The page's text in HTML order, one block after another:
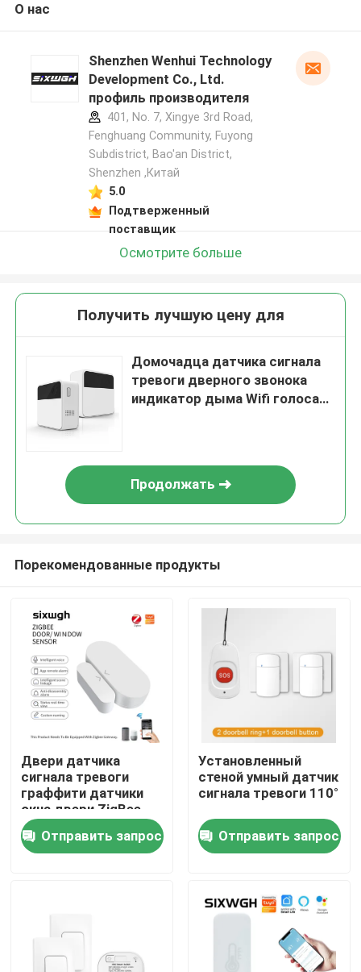
Продукты
О нас
Проверка качества
О нас
Shenzhen Wenhui Technology
Development Co., Ltd.
профиль производителя
401, No. 7, Xingye 3rd Road,
Fenghuang Community, Fuyong
Subdistrict, Bao'an District,
Shenzhen ,Китай
5.0
Подтверженный
поставщик
Осмотрите больше
Получить лучшую цену для
Домочадца датчика сигнала
тревоги дверного звонока
индикатор дыма Wifi голоса
Продолжать
Порекомендованные продукты
Двери датчика
сигнала тревоги
граффити датчики
окна двери ZigBee
умной магнитные
умные
беспроводные
Отправить запрос
Установленный
стеной умный датчик
сигнала тревоги 110°
Отправить запрос